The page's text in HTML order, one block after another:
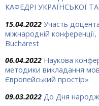
КАФЕДРІ УКРАЇНСЬКОЇ
15.04.2022 Участь
міжнародній
Bucharest
06.04.2022 Наукова
методики викладання
Європейський простір»
09.03.2022 До Дня